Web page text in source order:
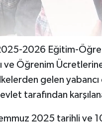
2026 Eğitim-
ve Öğrenim
gelen
tarafından
2025 tarihli ve